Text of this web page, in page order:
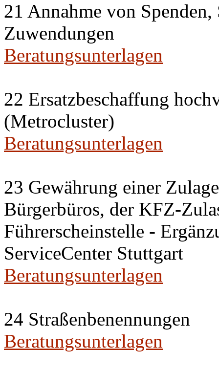
21 Annahme von
Zuwendungen
Beratungsunterlagen
22 Ersatzbeschaffung
(Metrocluster)
Beratungsunterlagen
23 Gewährung einer
Bürgerbüros, der KFZ-
Führerscheinstelle -
ServiceCenter Stuttgart
Beratungsunterlagen
24 Straßenbenennungen
Beratungsunterlagen